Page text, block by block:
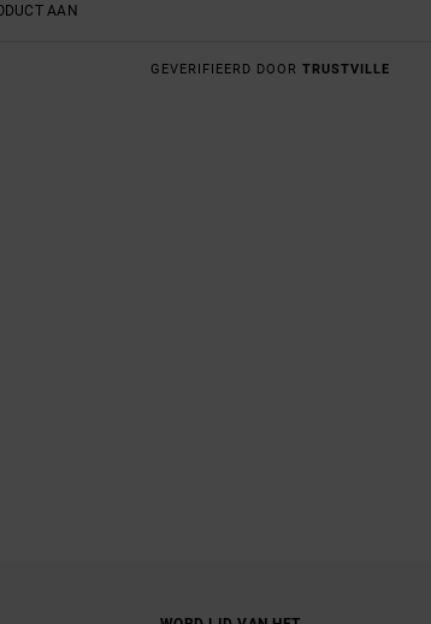
AAN
GEVERIFIEERD DOOR TRUSTVILLE